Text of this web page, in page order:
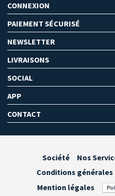
CONNEXION
PAIEMENT SÉCURISÉ
NEWSLETTER
LIVRAISONS
SOCIAL
APP
CONTACT
Société Nos
Conditions générales
Mention légales